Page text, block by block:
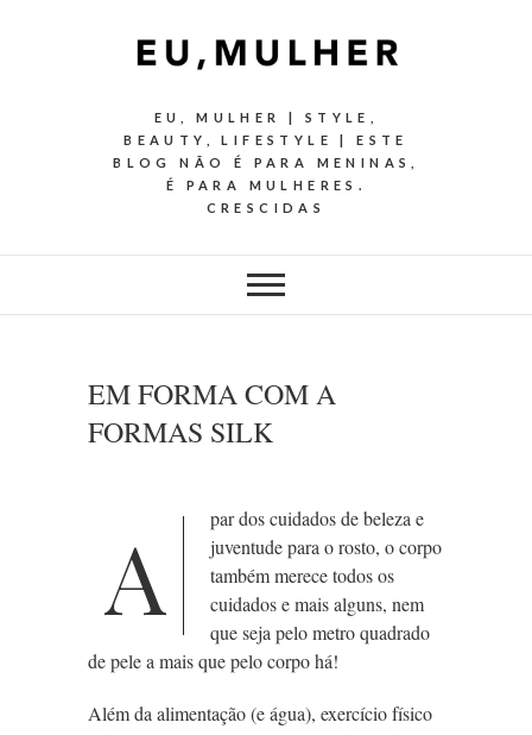
EU, MULHER | STYLE,
BEAUTY, LIFESTYLE | ESTE
BLOG NÃO É PARA MENINAS,
É PARA MULHERES.
CRESCIDAS
EM FORMA COM A
FORMAS SILK
A
par dos cuidados de beleza e
juventude para o rosto, o corpo
também merece todos os
cuidados e mais alguns, nem
que seja pelometro quadrado
de pele a mais que pelo corpo há!
Além da alimentação (e água), exercício físico